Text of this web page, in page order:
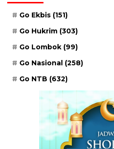
Go Ekbis (151)
Go Hukrim (303)
Go Lombok (99)
Go Nasional (258)
Go NTB (632)